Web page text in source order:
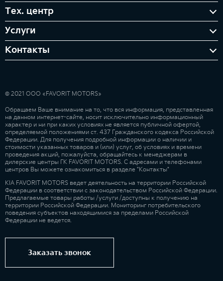
Тех. центр
Услуги
Контакты
© 2021 ООО «FAVORIT MOTORS»
Обращаем Ваше внимание на то, что вся информация, представленная
на данном интернет-сайте, носит исключительно информационный
характер и ни при каких условиях не является публичной офертой,
определяемой положениями ст. 437 Гражданского кодекса Российской
Федерации. Для получения подробной информации о наличии и
стоимости указанных товаров и (или) услуг, об условиях и времени
проведения акций, пожалуйста, обращайтесь к менеджерам в
дилерские центры ГК FAVORIT MOTORS. С адресами и телефонами
центров Вы можете ознакомиться в разделе "Контакты"
KIA FAVORIT MOTORS ведет деятельность на территории Российской
Федерации в соответствии с законодательством Российской Федерации.
Предлагаемые товары работы /услуги /доступны к получению на
территории Российской Федерации. Мониторинг потребительского
поведения субъектов находящимися за пределами Российской
Федерации не ведется.
Заказать звонок